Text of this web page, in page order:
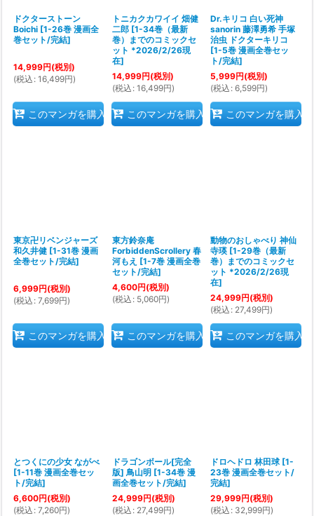
ドクターストーン
Boichi [1-26巻 漫画全
巻セット/完結]
14,999円(税別)
(税込 : 16,499円)
このマンガを購入
トニカクカワイイ 畑健
二郎 [1-34巻（最新
巻）までのコミックセ
ット *2026/2/26現
在]
14,999円(税別)
(税込 : 16,499円)
このマンガを購入
Dr.キリコ 白い死神
sanorin 藤澤勇希 手塚
治虫 ドクターキリコ
[1-5巻 漫画全巻セッ
ト/完結]
5,999円(税別)
(税込 : 6,599円)
このマンガを購入
東京卍リベンジャーズ
和久井健 [1-31巻 漫画
全巻セット/完結]
6,999円(税別)
(税込 : 7,699円)
このマンガを購入
東方鈴奈庵
ForbiddenScrollery 春
河もえ [1-7巻 漫画全巻
セット/完結]
4,600円(税別)
(税込 : 5,060円)
このマンガを購入
動物のおしゃべり 神仙
寺瑛 [1-29巻（最新
巻）までのコミックセ
ット *2026/2/26現
在]
24,999円(税別)
(税込 : 27,499円)
このマンガを購入
とつくにの少女 ながべ
[1-11巻 漫画全巻セッ
ト/完結]
6,600円(税別)
(税込 : 7,260円)
ドラゴンボール[完全
版] 鳥山明 [1-34巻 漫
画全巻セット/完結]
24,999円(税別)
(税込 : 27,499円)
ドロヘドロ 林田球 [1-
23巻 漫画全巻セット/
完結]
29,999円(税別)
(税込 : 32,999円)